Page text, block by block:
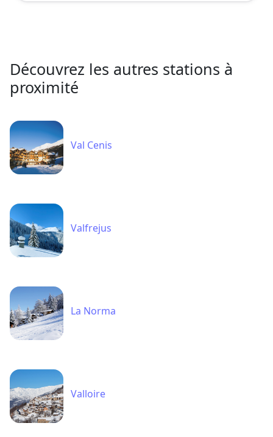
Découvrez les autres stations à
proximité
Val Cenis
Valfrejus
La Norma
Valloire